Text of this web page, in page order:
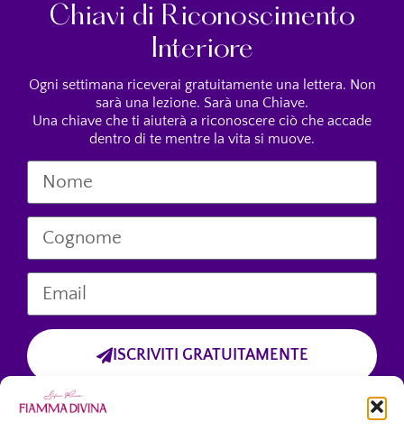
Chiavi di Riconoscimento
Interiore
Ogni settimana riceverai gratuitamente una lettera. Non
sarà una lezione. Sarà una Chiave.
Una chiave che ti aiuterà a riconoscere ciò che accade
dentro di te mentre la vita si muove.
ISCRIVITI GRATUITAMENTE
Cliccando sul pulsante “Iscriviti Gratuitamente”, dichiari di aver preso